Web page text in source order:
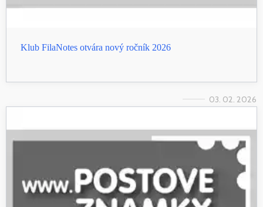
Klub FilaNotes otvára nový ročník 2026
03. 02. 2026